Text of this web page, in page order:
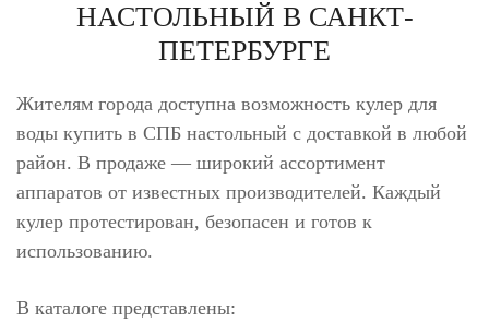
НАСТОЛЬНЫЙ В САНКТ-
ПЕТЕРБУРГЕ
Жителям города доступна возможность кулер для
воды купить в СПБ настольный с доставкой в любой
район. В продаже — широкий ассортимент
аппаратов от известных производителей. Каждый
кулер протестирован, безопасен и готов к
использованию.
В каталоге представлены: